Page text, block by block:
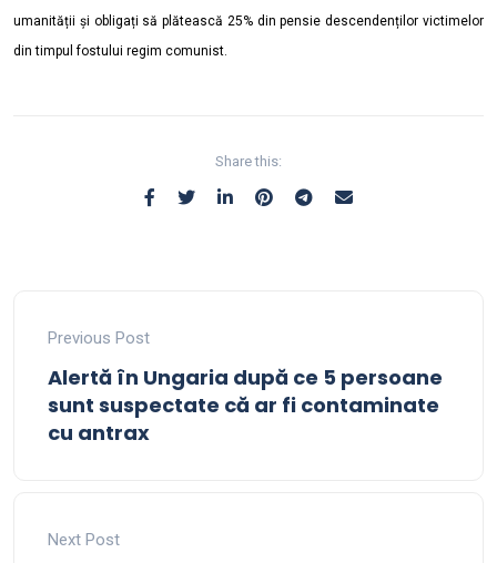
umanității și obligați să plătească 25% din pensie descendenților victimelor
din timpul fostului regim comunist.
Share this:
Previous Post
Alertă în Ungaria după ce 5 persoane
sunt suspectate că ar fi contaminate
cu antrax
Next Post